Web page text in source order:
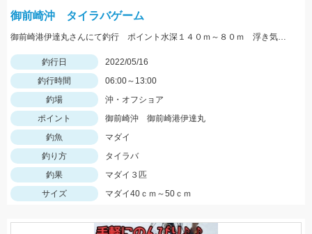
御前崎沖 タイラバゲーム
御前崎港伊達丸さんにて釣行 ポイント水深１４０ｍ～８０ｍ 浮き気味のやる気のある真鯛を探す釣り方でした。
釣行日
2022/05/16
釣行時間
06:00～13:00
釣場
沖・オフショア
ポイント
御前崎沖 御前崎港伊達丸
釣魚
マダイ
釣り方
タイラバ
釣果
マダイ３匹
サイズ
マダイ40ｃｍ～50ｃｍ